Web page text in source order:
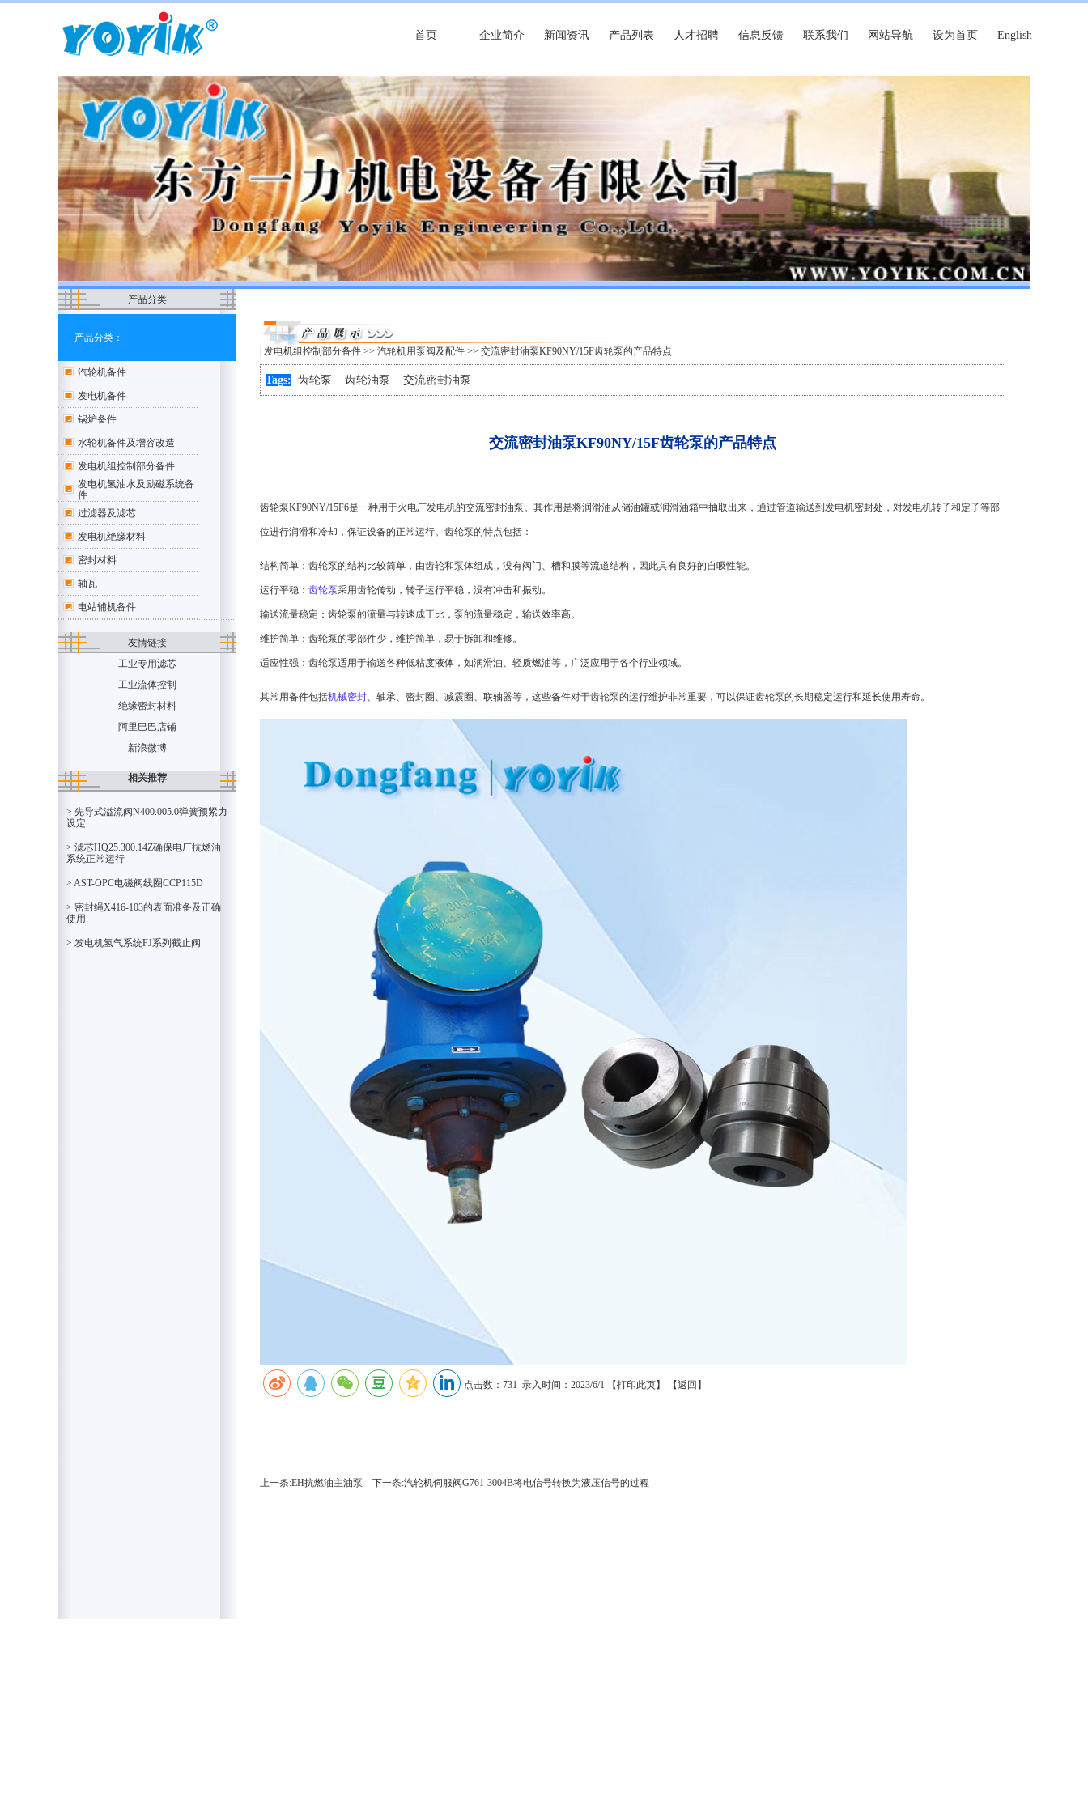
首页 企业简介 新闻资讯 产品列表 人才招聘 信息反馈 联系我们 网站导航 设为首页 English
产品分类
产品分类：
汽轮机备件
发电机备件
锅炉备件
水轮机备件及增容改造
发电机组控制部分备件
发电机氢油水及励磁系统备
件
过滤器及滤芯
发电机绝缘材料
密封材料
轴瓦
电站辅机备件
友情链接
工业专用滤芯
工业流体控制
绝缘密封材料
阿里巴巴店铺
新浪微博
相关推荐
> 先导式溢流阀N400.005.0弹簧预紧力
设定
> 滤芯HQ25.300.14Z确保电厂抗燃油
系统正常运行
> AST-OPC电磁阀线圈CCP115D
> 密封绳X416-103的表面准备及正确
使用
> 发电机氢气系统FJ系列截止阀
|发电机组控制部分备件 >>汽轮机用泵阀及配件 >> 交流密封油泵KF90NY/15F齿轮泵的产品特点
Tags: 齿轮泵 齿轮油泵 交流密封油泵
交流密封油泵KF90NY/15F齿轮泵的产品特点
齿轮泵KF90NY/15F6是一种用于火电厂发电机的交流密封油泵。其作用是将润滑油从储油罐或润滑油箱中抽取出来，通过管道输送到发电机密封处，对发电机转子和定子等部
位进行润滑和冷却，保证设备的正常运行。齿轮泵的特点包括：
结构简单：齿轮泵的结构比较简单，由齿轮和泵体组成，没有阀门、槽和膜等流道结构，因此具有良好的自吸性能。
运行平稳：齿轮泵采用齿轮传动，转子运行平稳，没有冲击和振动。
输送流量稳定：齿轮泵的流量与转速成正比，泵的流量稳定，输送效率高。
维护简单：齿轮泵的零部件少，维护简单，易于拆卸和维修。
适应性强：齿轮泵适用于输送各种低粘度液体，如润滑油、轻质燃油等，广泛应用于各个行业领域。
其常用备件包括机械密封、轴承、密封圈、减震圈、联轴器等，这些备件对于齿轮泵的运行维护非常重要，可以保证齿轮泵的长期稳定运行和延长使用寿命。
点击数：731 录入时间：2023/6/1 【打印此页】 【返回 】
上一条:EH抗燃油主油泵 下一条:汽轮机伺服阀G761-3004B将电信号转换为液压信号的过程